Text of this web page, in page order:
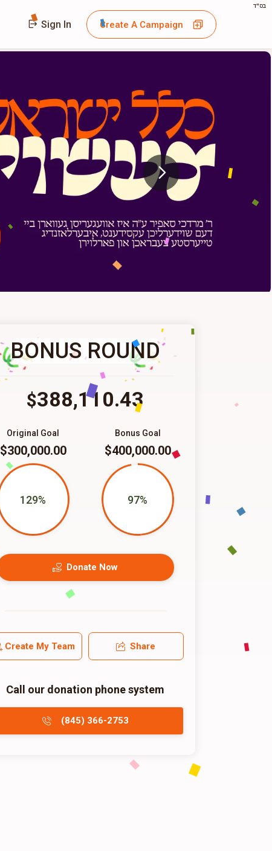
בס"ד
Sign In Create A Campaign
BONUS ROUND
$388,110.43
Bonus Goal
$400,000.00
97%
Original Goal
$300,000.00
129%
Donate Now
Create My Team Share
Call our donation phone system
(845) 366-2753